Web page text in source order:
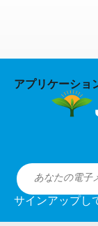
アプリケーショ
サインアップし